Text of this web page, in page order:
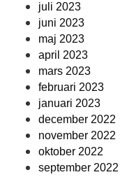
juli 2023
juni 2023
maj 2023
april 2023
mars 2023
februari 2023
januari 2023
december 2022
november 2022
oktober 2022
september 2022